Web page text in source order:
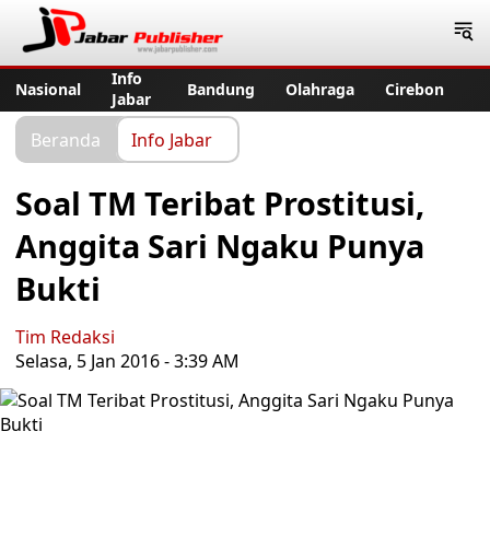
Nasional
Info
Jabar
Bandung Olahraga Cirebon
Beranda Info Jabar
Soal TM Teribat Prostitusi,
Anggita Sari Ngaku Punya
Bukti
Tim Redaksi
Selasa, 5 Jan 2016 - 3:39 AM